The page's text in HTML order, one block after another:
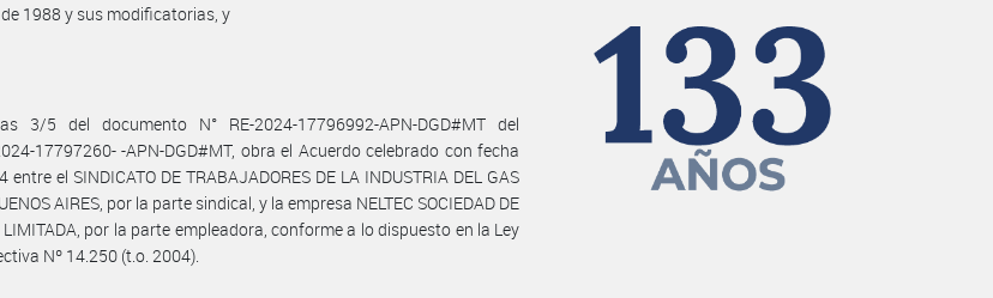
1988 y sus modificatorias, y
3/5 del documento N° RE-2024-17796992-APN-DGD#MT del
17797260- -APN-DGD#MT, obra el Acuerdo celebrado con fecha
el SINDICATO DE TRABAJADORES DE LA INDUSTRIA DEL GAS
AIRES, por la parte sindical, y la empresa NELTEC SOCIEDAD DE
LIMITADA, por la parte empleadora, conforme a lo dispuesto en la Ley
Nº 14.250 (t.o. 2004).